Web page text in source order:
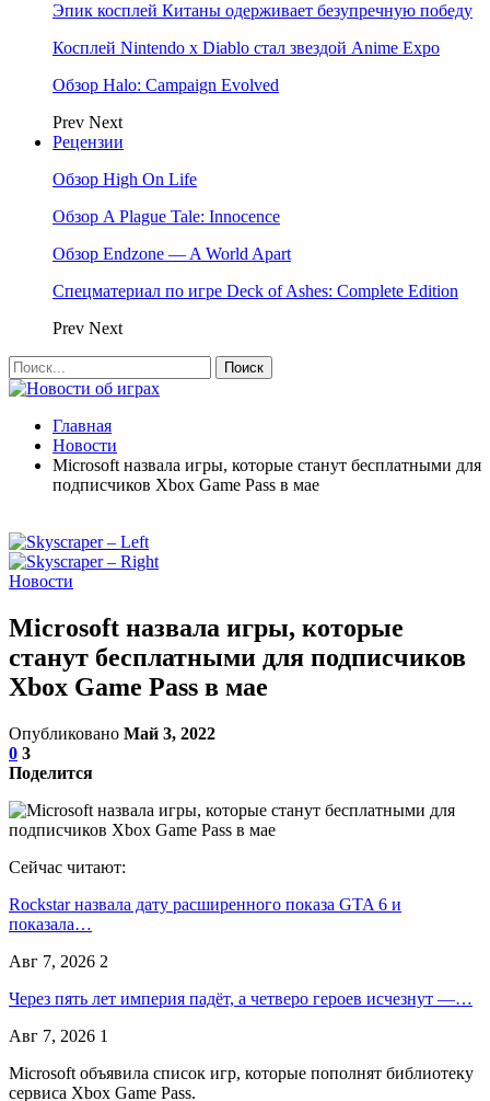
Эпик косплей Китаны одерживает безупречную победу
Косплей Nintendo x Diablo стал звездой Anime Expo
Обзор Halo: Campaign Evolved
Prev Next
Рецензии
Обзор High On Life
Обзор A Plague Tale: Innocence
Обзор Endzone — A World Apart
Спецматериал по игре Deck of Ashes: Complete Edition
Prev Next
Главная
Новости
Microsoft назвала игры, которые станут бесплатными для
подписчиков Xbox Game Pass в мае
Новости
Microsoft назвала игры, которые
станут бесплатными для подписчиков
Xbox Game Pass в мае
Опубликовано Май 3, 2022
0 3
Поделится
Сейчас читают:
Rockstar назвала дату расширенного показа GTA 6 и
показала…
Авг 7, 2026 2
Через пять лет империя падёт, а четверо героев исчезнут —…
Авг 7, 2026 1
Microsoft объявила список игр, которые пополнят библиотеку
сервиса Xbox Game Pass.